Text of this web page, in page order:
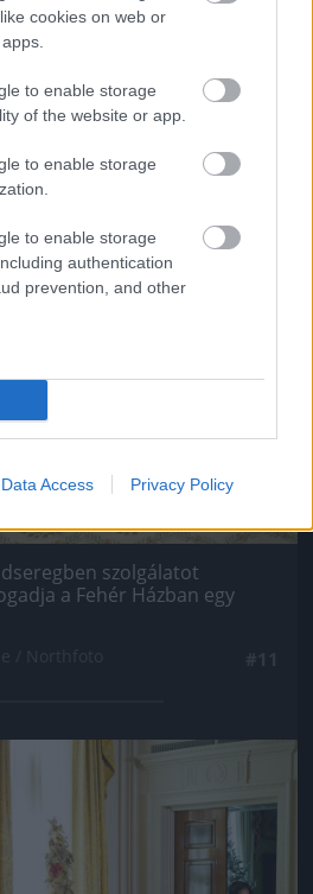
cookies on web or
to enable storage
of the website or app.
to enable storage
to enable storage
authentication
prevention, and other
Data Access Privacy Policy
szolgálatot
a Fehér Házban egy
/ Northfoto
még kép!
szolgálatot
a Fehér Házban egy
még kép!